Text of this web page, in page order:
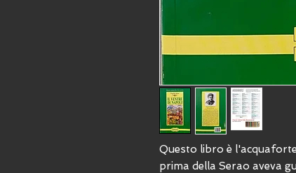
Questo libro è
prima della Serao aveva